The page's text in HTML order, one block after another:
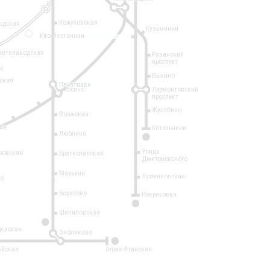
2
14
Кузьминки
Рязанский
проспект
Выхино
Лермонтовский
проспект
Жулебино
Котельники
Кожуховская
Печатники
Волжская
Люблино
Братиславская
Марьино
Борисово
Шипиловская
Зябликово
Алма-Атинская
Улица
Дмитриевского
Лухмановская
Некрасовка
Косино
Юго-Восточная